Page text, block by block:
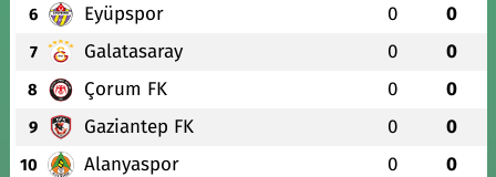
6 Eyüpspor 0 0
7 Galatasaray 0 0
8 Çorum FK 0 0
9 Gaziantep FK 0 0
10 Alanyaspor 0 0